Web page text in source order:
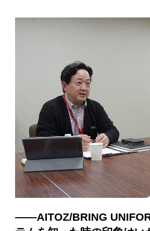
――AITOZ/BRING